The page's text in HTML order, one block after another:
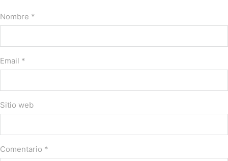
Nombre *
Email *
Sitio web
Comentario *